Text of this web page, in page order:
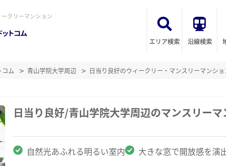
クリーマンション
エリア検索 沿線検索
コム 青山学院大学周辺 日当り良好のウィークリー・マンスリーマンシ
日当り良好/青山学院大学周辺のマンスリー
自然光あふれる明るい室内 大きな窓で開放感を演